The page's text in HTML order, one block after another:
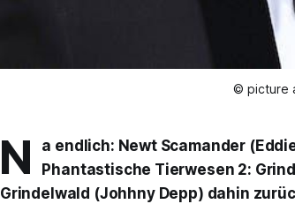
© picture
N
a endlich: Newt Scamander
Phantastische Tierwesen 2:
Grindelwald (Johhny Depp) dahin